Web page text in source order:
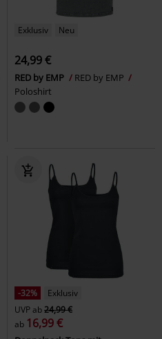
Exklusiv Neu
24,99 €
RED by EMP
RED by EMP
Poloshirt
-32%
Exklusiv
UVPab24,99 €
ab 16,99 €